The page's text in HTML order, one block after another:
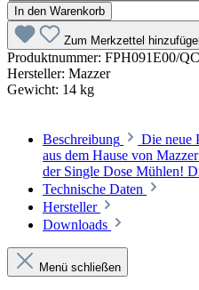
In den Warenkorb
Zum Merkzettel
Produktnummer: FPH091E00/
Hersteller: Mazzer
Gewicht: 14 kg
Beschreibung
Die neue
aus dem Hause von
der Single Dose Mühlen!
Technische Daten
Hersteller
Downloads
Menü schließen